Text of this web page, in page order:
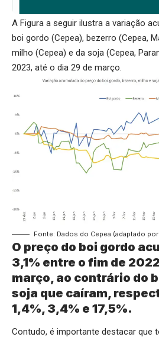
A Figura a seguir ilustra a variação
boi gordo (Cepea), bezerro (Cepea,
milho (Cepea) e da soja (Cepea,
2023, até o dia 29 de março.
Fonte: Dados do Cepea (adaptado
O preço do boi gordo
3,1% entre o fim de
março, ao contrário do
soja que caíram,
1,4%, 3,4% e 17,5%.
Contudo, é importante destacar que